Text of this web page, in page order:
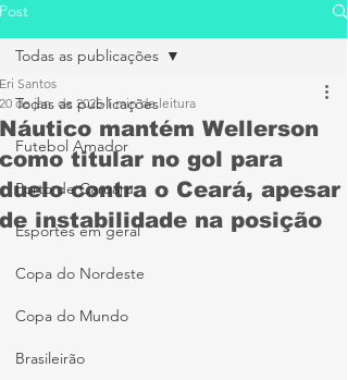
Post
Todas as publicações
Futebol Amador
Porto de Caruaru
Esportes em geral
Copa do Nordeste
Copa do Mundo
Brasileirão
Todas as publicações
Náutico mantém Wellerson
como titular no gol para
duelo contra o Ceará, apesar
de instabilidade na posição
Eri Santos
20 de jan. de 2025 1 min de leitura